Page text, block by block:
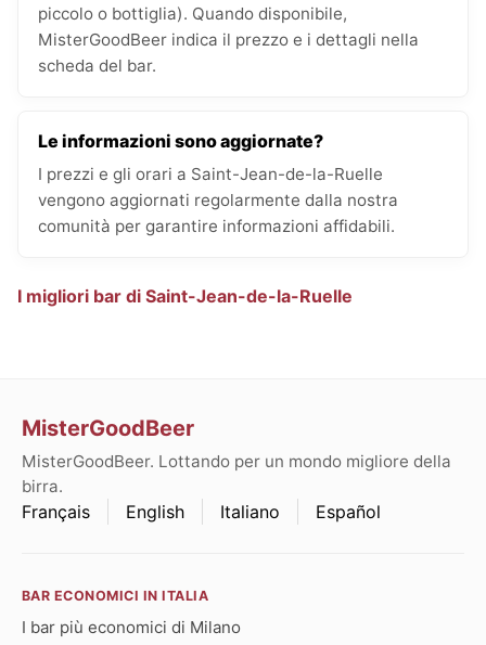
piccolo o bottiglia). Quando disponibile,
MisterGoodBeer indica il prezzo e i dettagli nella
scheda del bar.
Le informazioni sono aggiornate?
I prezzi e gli orari a Saint-Jean-de-la-Ruelle
vengono aggiornati regolarmente dalla nostra
comunità per garantire informazioni affidabili.
I migliori bar di Saint-Jean-de-la-Ruelle
MisterGoodBeer
MisterGoodBeer. Lottando per un mondo migliore della
birra.
Français English Italiano Español
BAR ECONOMICI IN ITALIA
I bar più economici di Milano